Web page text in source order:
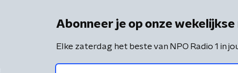
Abonneer je op onze
Elke zaterdag het beste van NPO Radio 1 in